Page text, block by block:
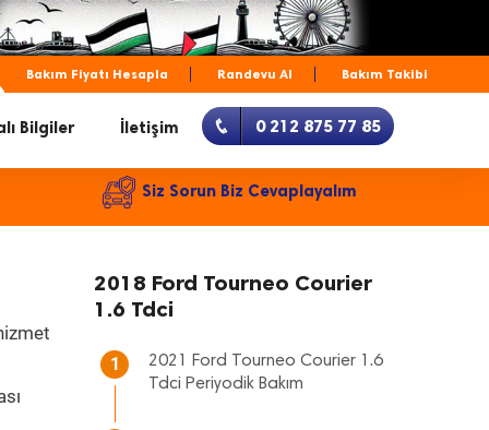
Bakım Fiyatı Hesapla Randevu Al Bakım Takibi
Bilgiler İletişim 0 212 875 77 85
Siz Sorun Biz Cevaplayalım
2018 Ford Tourneo Courier
1.6 Tdci
1
2021 Ford Tourneo Courier 1.6
Tdci Periyodik Bakım